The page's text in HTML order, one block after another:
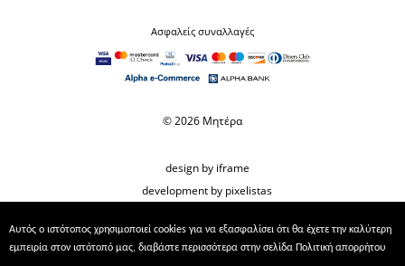
Ασφαλείς συναλλαγές
© 2026 Μητέρα
design by iframe
development by pixelistas
Αυτός ο ιστότοπος χρησιμοποιεί cookies για να εξασφαλίσει ότι θα έχετε την καλύτερη
εμπειρία στον ιστότοπό μας, διαβάστε περισσότερα στην σελίδα Πολιτική απορρήτου